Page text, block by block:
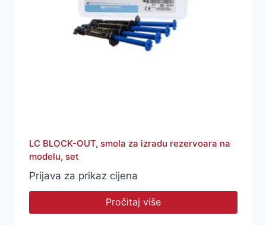
LC BLOCK-OUT, smola za izradu rezervoara na
modelu, set
Prijava za prikaz cijena
Pročitaj više